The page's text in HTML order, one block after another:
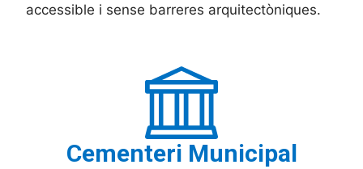
accessible i sense barreres arquitectòniques.
Cementeri Municipal